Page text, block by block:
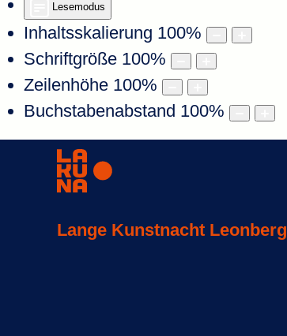
Lesemodus
Inhaltsskalierung 100%
Schriftgröße 100%
Zeilenhöhe 100%
Buchstabenabstand 100%
Lange Kunstnacht Leonberg